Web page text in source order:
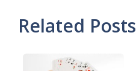
Related